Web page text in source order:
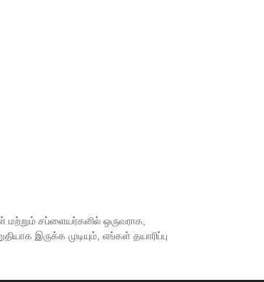
மற்றும் சப்ளையர்களில் ஒருவராக,
இருக்க முடியும், எங்கள் தயாரிப்பு